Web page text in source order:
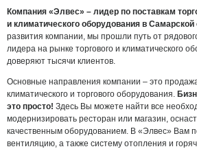
Компания «Элвес» – лидер по поставкам
и климатического оборудования в Самарской
развития компании, мы прошли путь от
лидера на рынке торгового и климатического
доверяют тысячи клиентов.
Основные направления компании – это
климатического и торгового оборудования.
это просто! Здесь Вы можете найти все
модернизировать ресторан или магазин,
качественным оборудованием. В «Элвес» Вам
вентиляцию, а также систему отопления и